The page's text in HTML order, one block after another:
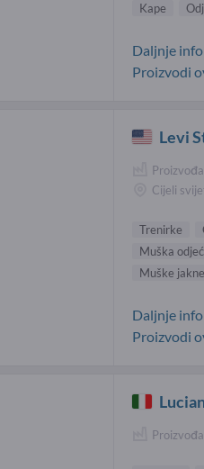
Kape
Daljnje
Proizvodi
Levi
Cijeli
Trenirke
Muška
Muške jakne
Daljnje
Proizvodi